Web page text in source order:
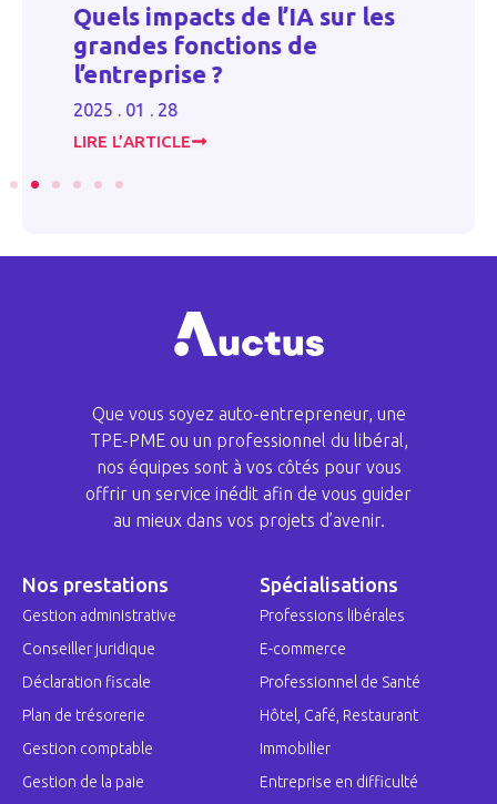
Quels impacts de l’IA sur les
grandes fonctions de
l’entreprise ?
2025 . 01 . 28
LIRE L’ARTICLE
Que vous soyez auto-entrepreneur, une
TPE-PME ou un professionnel du libéral,
nos équipes sont à vos côtés pour vous
offrir un service inédit afin de vous guider
au mieux dans vos projets d’avenir.
Nos prestations
Gestion administrative
Conseiller juridique
Déclaration fiscale
Plan de trésorerie
Gestion comptable
Gestion de la paie
Spécialisations
Professions libérales
E-commerce
Professionnel de Santé
Hôtel, Café, Restaurant
Immobilier
Entreprise en difficulté